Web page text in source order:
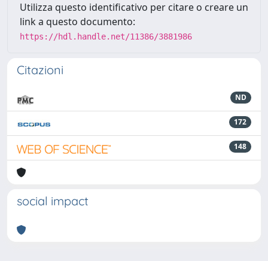
Utilizza questo identificativo per citare o creare un
link a questo documento:
https://hdl.handle.net/11386/3881986
Citazioni
ND
172
148
social impact